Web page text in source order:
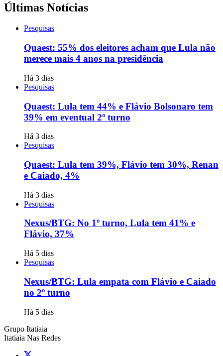
Últimas Notícias
Pesquisas
Quaest: 55% dos eleitores acham que Lula não
merece mais 4 anos na presidência
Há 3 dias
Pesquisas
Quaest: Lula tem 44% e Flávio Bolsonaro tem
39% em eventual 2º turno
Há 3 dias
Pesquisas
Quaest: Lula tem 39%, Flávio tem 30%, Renan
e Caiado, 4%
Há 3 dias
Pesquisas
Nexus/BTG: No 1º turno, Lula tem 41% e
Flávio, 37%
Há 5 dias
Pesquisas
Nexus/BTG: Lula empata com Flávio e Caiado
no 2º turno
Há 5 dias
Grupo Itatiaia
Itatiaia Nas Redes